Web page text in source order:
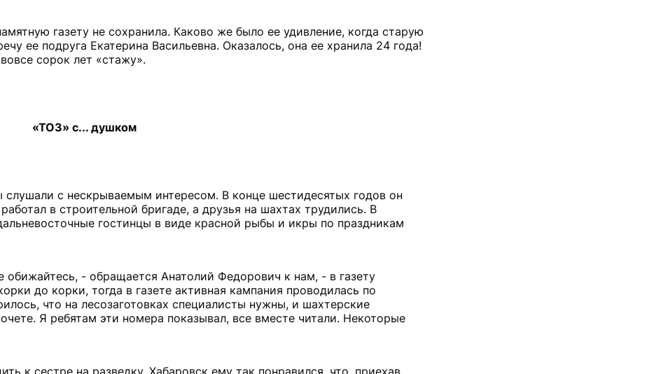
газету не сохранила. Каково же было ее удивление, когда старую
ее подруга Екатерина Васильевна. Оказалось, она ее хранила 24 года!
сорок лет «стажу».
«ТОЗ» с... душком
с нескрываемым интересом. В конце шестидесятых годов он
в строительной бригаде, а друзья на шахтах трудились. В
гостинцы в виде красной рыбы и икры по праздникам
обижайтесь, - обращается Анатолий Федорович к нам, - в газету
до корки, тогда в газете активная кампания проводилась по
что на лесозаготовках специалисты нужны, и шахтерские
Я ребятам эти номера показывал, все вместе читали. Некоторые